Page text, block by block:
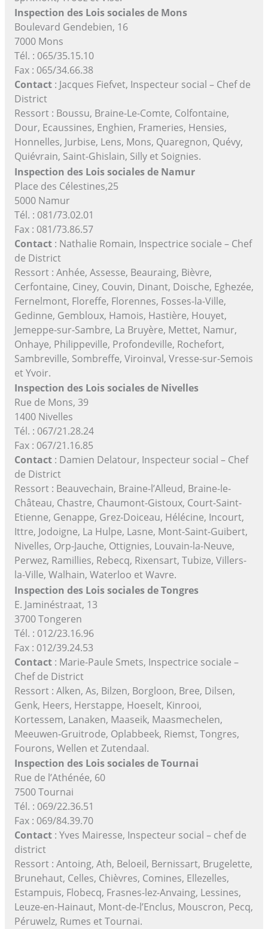
Inspection des Lois sociales de Mons
Boulevard Gendebien, 16
7000 Mons
Tél. : 065/35.15.10
Fax : 065/34.66.38
Contact: Jacques Fiefvet, Inspecteur social – Chef de
District
Ressort : Boussu, Braine-Le-Comte, Colfontaine,
Dour, Ecaussines, Enghien, Frameries, Hensies,
Honnelles, Jurbise, Lens, Mons, Quaregnon, Quévy,
Quiévrain, Saint-Ghislain, Silly et Soignies.
Inspection des Lois sociales de Namur
Place des Célestines,25
5000 Namur
Tél. : 081/73.02.01
Fax : 081/73.86.57
Contact: Nathalie Romain, Inspectrice sociale – Chef
de District
Ressort : Anhée, Assesse, Beauraing, Bièvre,
Cerfontaine, Ciney, Couvin, Dinant, Doische, Eghezée,
Fernelmont, Floreffe, Florennes, Fosses-la-Ville,
Gedinne, Gembloux, Hamois, Hastière, Houyet,
Jemeppe-sur-Sambre, La Bruyère, Mettet, Namur,
Onhaye, Philippeville, Profondeville, Rochefort,
Sambreville, Sombreffe, Viroinval, Vresse-sur-Semois
et Yvoir.
Inspection des Lois sociales de Nivelles
Rue de Mons, 39
1400 Nivelles
Tél. : 067/21.28.24
Fax : 067/21.16.85
Contact: Damien Delatour, Inspecteur social – Chef
de District
Ressort : Beauvechain, Braine-l’Alleud, Braine-le-
Château, Chastre, Chaumont-Gistoux, Court-Saint-
Etienne, Genappe, Grez-Doiceau, Hélécine, Incourt,
Ittre, Jodoigne, La Hulpe, Lasne, Mont-Saint-Guibert,
Nivelles, Orp-Jauche, Ottignies, Louvain-la-Neuve,
Perwez, Ramillies, Rebecq, Rixensart, Tubize, Villers-
la-Ville, Walhain, Waterloo et Wavre.
Inspection des Lois sociales de Tongres
E. Jaminéstraat, 13
3700 Tongeren
Tél. : 012/23.16.96
Fax : 012/39.24.53
Contact: Marie-Paule Smets, Inspectrice sociale –
Chef de District
Ressort : Alken, As, Bilzen, Borgloon, Bree, Dilsen,
Genk, Heers, Herstappe, Hoeselt, Kinrooi,
Kortessem, Lanaken, Maaseik, Maasmechelen,
Meeuwen-Gruitrode, Oplabbeek, Riemst, Tongres,
Fourons, Wellen et Zutendaal.
Inspection des Lois sociales de Tournai
Rue de l’Athénée, 60
7500 Tournai
Tél. : 069/22.36.51
Fax : 069/84.39.70
Contact: Yves Mairesse, Inspecteur social – chef de
district
Ressort : Antoing, Ath, Beloeil, Bernissart, Brugelette,
Brunehaut, Celles, Chièvres, Comines, Ellezelles,
Estampuis, Flobecq, Frasnes-lez-Anvaing, Lessines,
Leuze-en-Hainaut, Mont-de-l’Enclus, Mouscron, Pecq,
Péruwelz, Rumes et Tournai.